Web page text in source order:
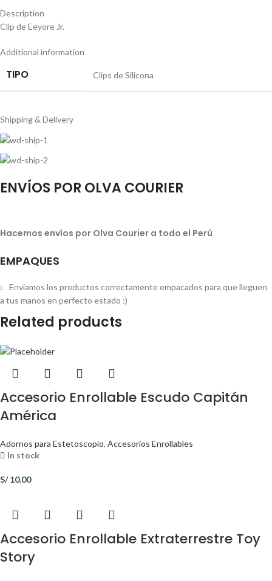
Description
Clip de Eeyore Jr.
Additional information
TIPO Clips de Silicona
Shipping & Delivery
ENVÍOS POR OLVA COURIER
Hacemos envíos por Olva Courier a todo el Perú
EMPAQUES
Enviamos los productos correctamente empacados para que lleguen
a tus manos en perfecto estado :)
Related products
Accesorio Enrollable Escudo Capitán
América
Adornos para Estetoscopio, Accesorios Enrollables
In stock
S/10.00
Accesorio Enrollable Extraterrestre Toy
Story